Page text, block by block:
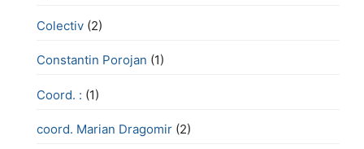
Colectiv (2)
Constantin Porojan (1)
Coord. : (1)
coord. Marian Dragomir (2)